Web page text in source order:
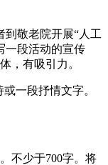
到敬老院开展“人工
一段活动的宣传
，有吸引力。
一段抒情文字。
不少于700字。将